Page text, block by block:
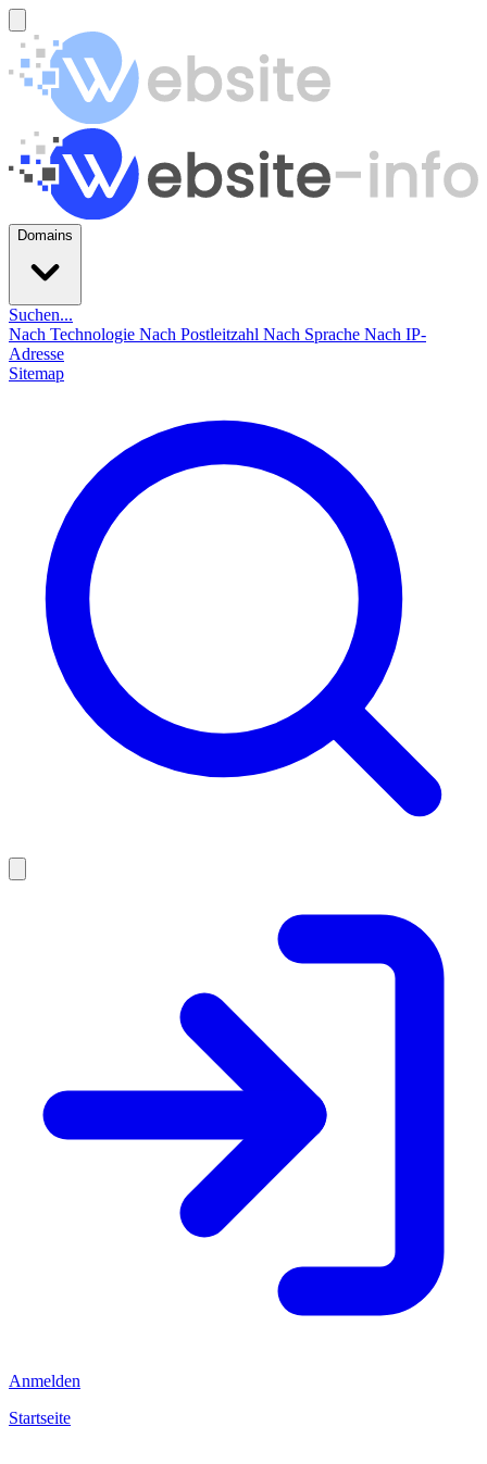
Domains
Suchen...
Nach Technologie Nach Postleitzahl Nach Sprache Nach IP-
Adresse
Sitemap
Anmelden
Startseite